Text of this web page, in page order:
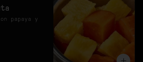
papaya y